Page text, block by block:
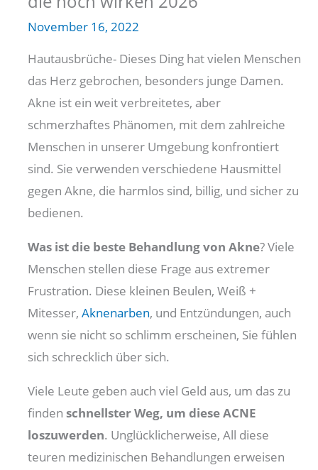
November 16, 2022
Hautausbrüche- Dieses Ding hat vielen Menschen
das Herz gebrochen, besonders junge Damen.
Akne ist ein weit verbreitetes, aber
schmerzhaftes Phänomen, mit dem zahlreiche
Menschen in unserer Umgebung konfrontiert
sind. Sie verwenden verschiedene Hausmittel
gegen Akne, die harmlos sind, billig, und sicher zu
bedienen.
Was ist die beste Behandlung von Akne? Viele
Menschen stellen diese Frage aus extremer
Frustration. Diese kleinen Beulen, Weiß +
Mitesser,Aknenarben, und Entzündungen, auch
wenn sie nicht so schlimm erscheinen, Sie fühlen
sich schrecklich über sich.
Viele Leute geben auch viel Geld aus, um das zu
findenschnellster Weg, um diese ACNE
loszuwerden. Unglücklicherweise, All diese
teuren medizinischen Behandlungen erweisen